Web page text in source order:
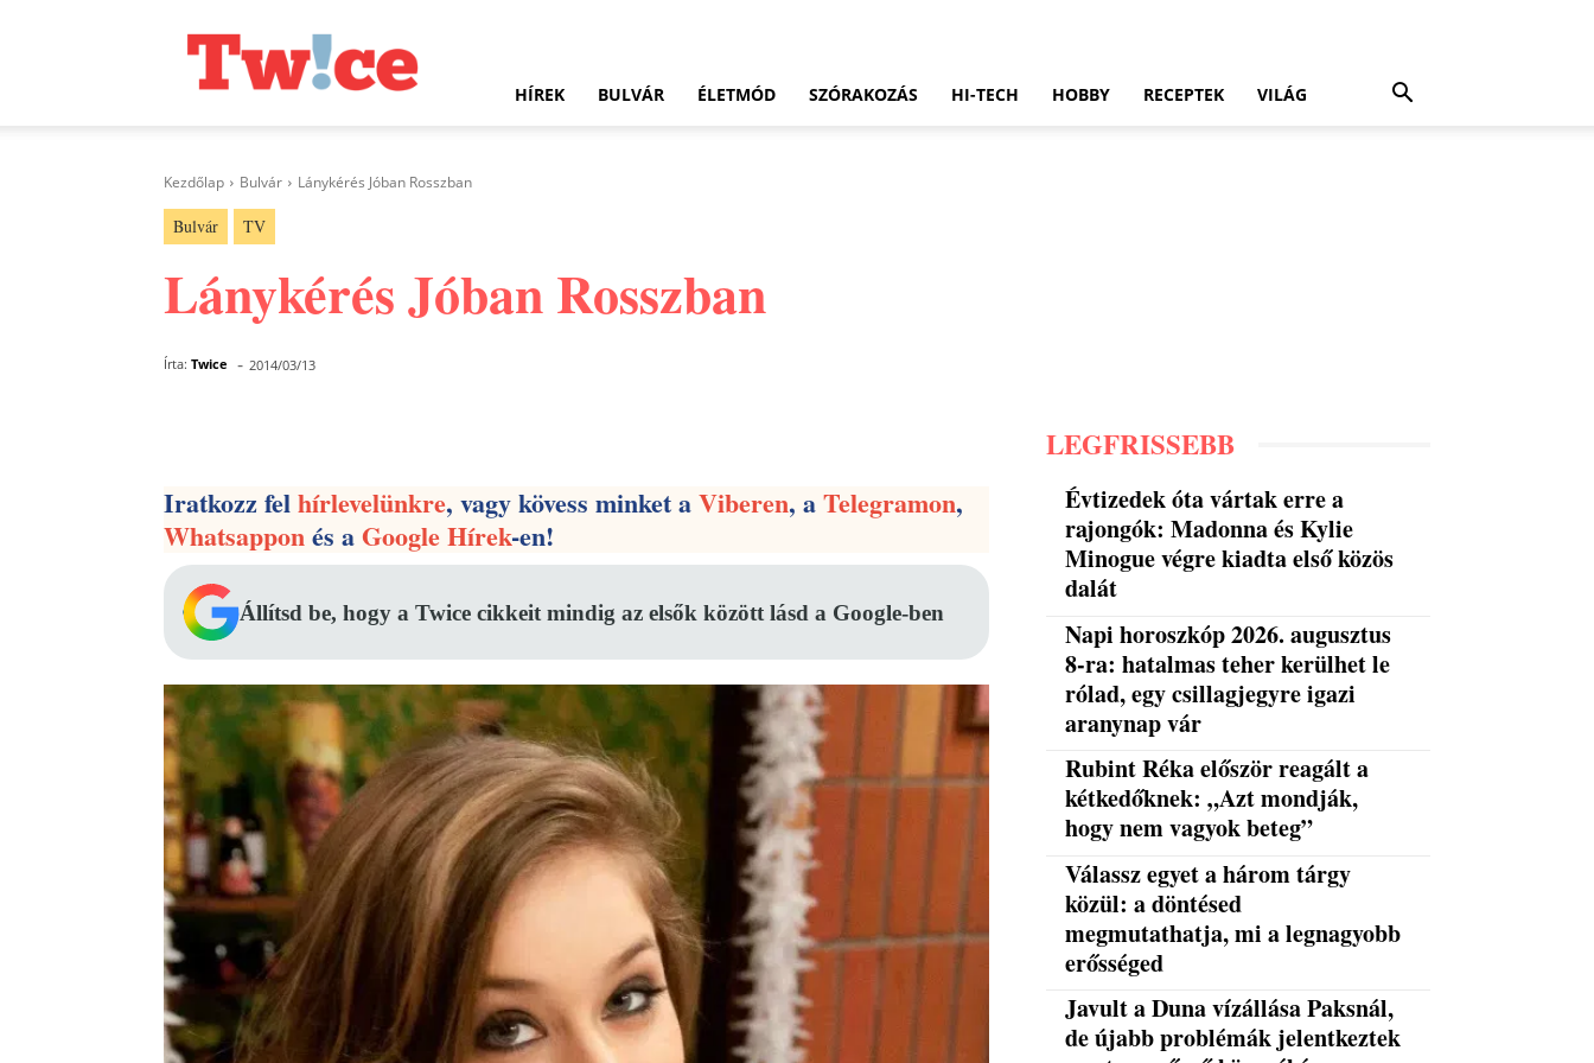
HÍREK BULVÁR ÉLETMÓD SZÓRAKOZÁS HI-TECH HOBBY RECEPTEK VILÁG
Kezdőlap Bulvár Lánykérés Jóban Rosszban
Bulvár TV
Lánykérés Jóban Rosszban
Írta: Twice - 2014/03/13
Iratkozz felhírlevelünkre, vagy kövess minket aViberen, aTelegramon,
Whatsapponés aGoogle Hírek-en!
Állítsd be, hogy a Twice cikkeit mindig az elsők között lásd a Google-ben
LEGFRISSEBB
Évtizedek óta vártak erre a
rajongók: Madonna és Kylie
Minogue végre kiadta első közös
dalát
Napi horoszkóp 2026. augusztus
8-ra: hatalmas teher kerülhet le
rólad, egy csillagjegyre igazi
aranynap vár
Rubint Réka először reagált a
kétkedőknek: „Azt mondják,
hogy nem vagyok beteg”
Válassz egyet a három tárgy
közül: a döntésed
megmutathatja, mi a legnagyobb
erősséged
Javult a Duna vízállása Paksnál,
de újabb problémák jelentkeztek